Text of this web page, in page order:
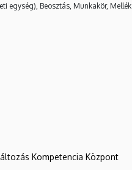
egység), Beosztás, Munkakör, Mellék
Kompetencia Központ